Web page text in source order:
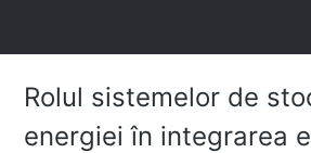
Rolul sistemelor de
energiei în integrarea